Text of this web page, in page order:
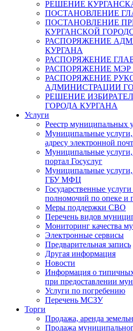
РЕШЕНИЕ
ПОСТАНОВЛЕНИЕ
ПОСТАНОВЛЕНИЕ
КУРГАНСКОЙ
РАСПОРЯЖЕНИЕ
КУРГАНА
РАСПОРЯЖЕНИЕ
РАСПОРЯЖЕНИЕ МЭР
РАСПОРЯЖЕНИЕ
АДМИНИСТРАЦИИ
РЕШЕНИЕ
ГОРОДА КУРГАНА
Услуги
Реестр муниципальных
Муниципальные услуги,
адресу электронной
Муниципальные услуги,
портал Госуслуг
Муниципальные услуги,
ГБУ МФЦ
Государственные
полномочий по опеке и
Меры поддержки СВО
Перечень видов
Мониторинг качества
Электронные сервисы
Предварительная запись
Другая информация
Новости
Информация о
при предоставлении
Услуги по погребению
Перечень МСЗУ
Торги
Продажа, аренда
Продажа